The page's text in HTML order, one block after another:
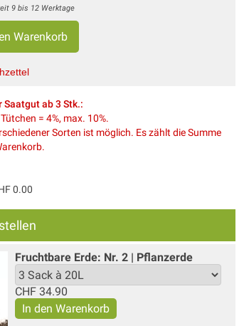
9 bis 12 Werktage
ab 3 Stk.:
= 4%, max. 10%.
Sorten ist möglich. Es zählt die Summe
0.00
Fruchtbare Erde: Nr. 2 | Pflanzerde
CHF 34.90